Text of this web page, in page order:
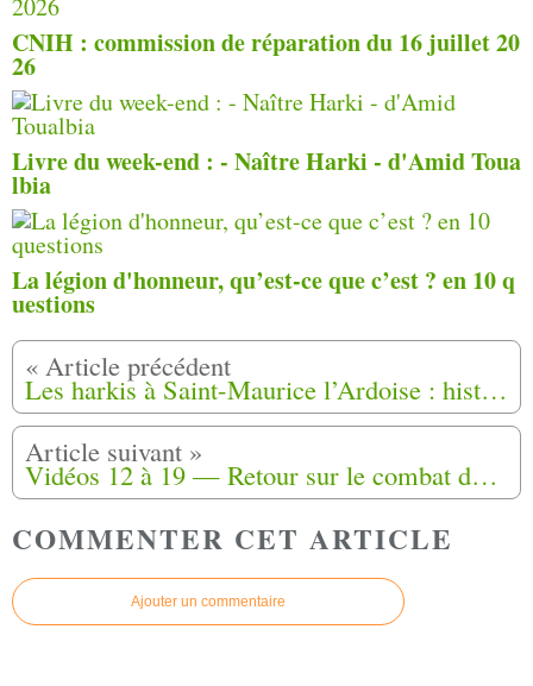
CNIH : commission de réparation du 16 juillet 20
26
Livre du week-end : - Naître Harki - d'Amid Toua
lbia
La légion d'honneur, qu’est-ce que c’est ? en 10 q
uestions
Les harkis à Saint-Maurice l’Ardoise : histoire sociale et enjeux mémoriels de Didier Lavrut
Vidéos 12 à 19 — Retour sur le combat de Charles Tamazount, fils de harki, qui a obtenu la condamnation de l’État français.
COMMENTER CET ARTICLE
Ajouter un commentaire